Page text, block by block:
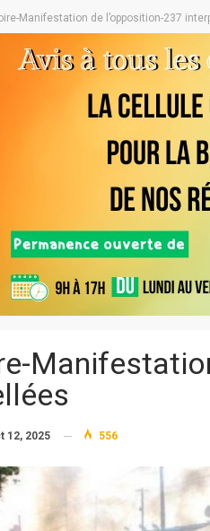
Manifestation de l’opposition-237
12, 2025 556